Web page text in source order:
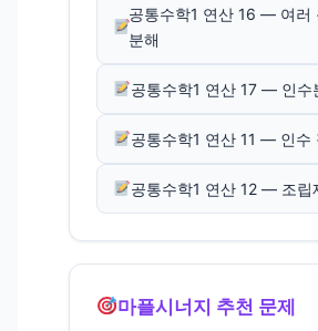
공통수학1 연산 16 — 여러
분해
공통수학1 연산 17 — 인수
공통수학1 연산 11 — 인수
공통수학1 연산 12 — 조립
마플시너지 추천 문제